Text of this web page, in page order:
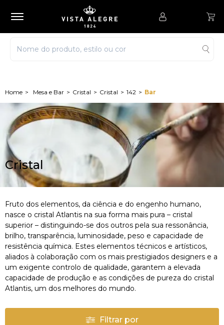
Mesa e Bar Cristal Cristal 142 Bar
Cristal
Fruto dos elementos, da ciência e do engenho humano,
nasce o cristal Atlantis na sua forma mais pura – cristal
superior – distinguindo-se dos outros pela sua ressonância,
brilho, transparência, luminosidade, peso e capacidade de
resistência química. Estes elementos técnicos e artísticos,
aliados à colaboração com os mais prestigiados designers e a
um exigente controlo de qualidade, garantem a elevada
capacidade de produção e as condições de pureza do cristal
Atlantis, um dos melhores do mundo.
Filtrar por